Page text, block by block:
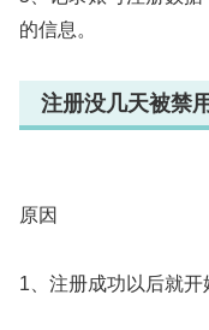
的信息。
注册没几天被禁用
原因
1、注册成功以后就开